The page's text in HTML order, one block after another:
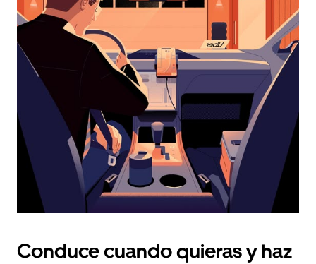
una
fecha.
Pulsa
el
botón
escape
el
calendario.
Conduce cuando quieras y haz